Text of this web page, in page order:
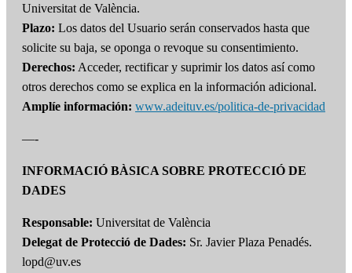
Universitat de València.
Plazo: Los datos del Usuario serán conservados hasta que
solicite su baja, se oponga o revoque su consentimiento.
Derechos: Acceder, rectificar y suprimir los datos así como
otros derechos como se explica en la información adicional.
Amplíe información: www.adeituv.es/politica-de-privacidad
—-
INFORMACIÓ BÀSICA SOBRE PROTECCIÓ DE
DADES
Responsable: Universitat de València
Delegat de Protecció de Dades: Sr. Javier Plaza Penadés.
lopd@uv.es